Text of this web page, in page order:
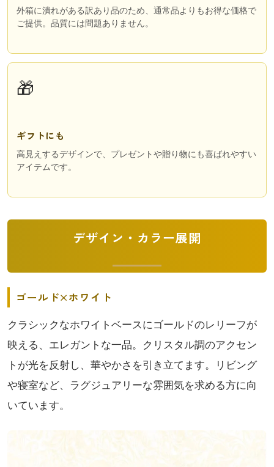
外箱に潰れがある訳あり品のため、通常品よりもお得な価格で
ご提供。品質には問題ありません。
🎁
ギフトにも
高見えするデザインで、プレゼントや贈り物にも喜ばれやすい
アイテムです。
デザイン・カラー展開
ゴールド×ホワイト
クラシックなホワイトベースにゴールドのレリーフが
映える、エレガントな一品。クリスタル調のアクセン
トが光を反射し、華やかさを引き立てます。リビング
や寝室など、ラグジュアリーな雰囲気を求める方に向
いています。